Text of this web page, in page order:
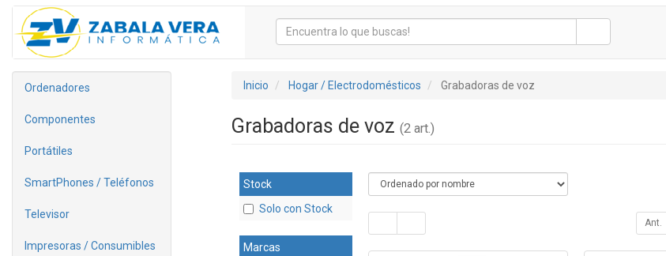
Ordenadores
Componentes
Portátiles
SmartPhones / Teléfonos
Televisor
Impresoras / Consumibles
Inicio Hogar / Electrodomésticos Grabadoras de voz
Grabadoras de voz (2 art.)
Stock
Solo con Stock
Marcas
Ant.